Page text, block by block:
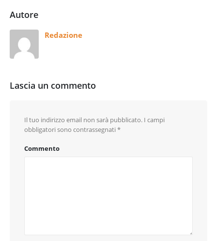
Autore
Redazione
Lascia un commento
Il tuo indirizzo email non sarà pubblicato. I campi
obbligatori sono contrassegnati *
Commento